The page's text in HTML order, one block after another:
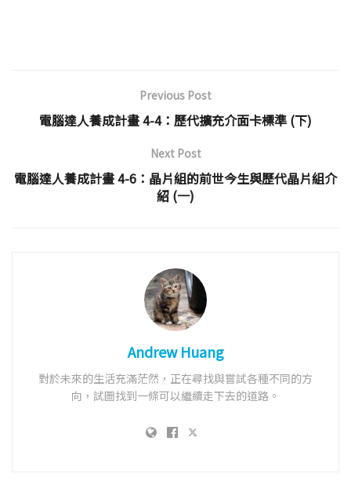
Previous Post
電腦達人養成計畫 4-4：歷代擴充介面卡標準 (下)
Next Post
電腦達人養成計畫 4-6：晶片組的前世今生與歷代晶片組介
紹 (一)
Andrew Huang
對於未來的生活充滿茫然，正在尋找與嘗試各種不同的方
向，試圖找到一條可以繼續走下去的道路。